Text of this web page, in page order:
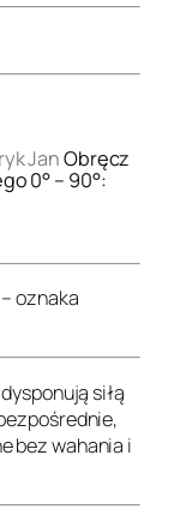
JanObręcz
0° – 90°:
– oznaka
siłą
bez wahania i